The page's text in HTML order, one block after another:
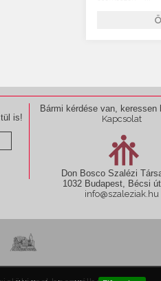
is!
Bármi kérdése van, keressen
Kapcsolat
Don Bosco Szalézi
1032 Budapest, Bécsi út
info@szaleziak.hu